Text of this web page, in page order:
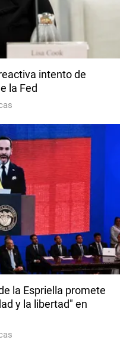
intento de
la Fed
la Espriella promete
y la libertad" en